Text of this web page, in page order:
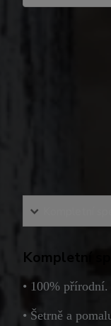
Kompletní
• 100%
• Šetrně a